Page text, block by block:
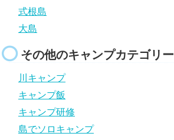
式根島
大島
その他のキャンプカテゴリー
川キャンプ
キャンプ飯
キャンプ研修
島でソロキャンプ